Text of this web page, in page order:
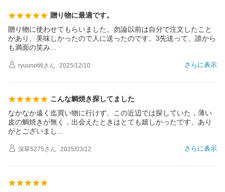
贈り物に最適です。
贈り物に使わせてもらいました。勿論以前は自分で注文したこと
があり、美味しかったので人に送ったのです。3先送って、誰から
も満面の笑み
さらに表示
ryuunotitiさん 2025/12/10
こんな鯛焼き探してました
なかなか遠く迄買い物に行けず、この近辺では探していた，薄い
皮の鯛焼きが無く，出会えたときはとても嬉しかったです、あり
がとございま し
さらに表示
深翠5275さん 2025/03/12